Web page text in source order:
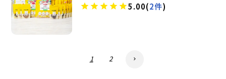
5.00(2件)
1 2